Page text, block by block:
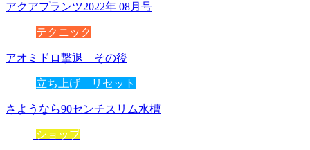
アクアプランツ2022年 08月号
テクニック
アオミドロ撃退 その後
立ち上げ リセット
さようなら90センチスリム水槽
ショップ